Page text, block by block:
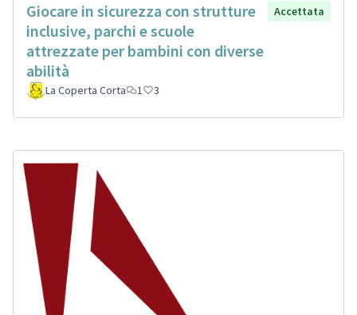
Giocare in sicurezza con strutture
inclusive, parchi e scuole
attrezzate per bambini con diverse
abilità
Accettata
La Coperta Corta 1 3